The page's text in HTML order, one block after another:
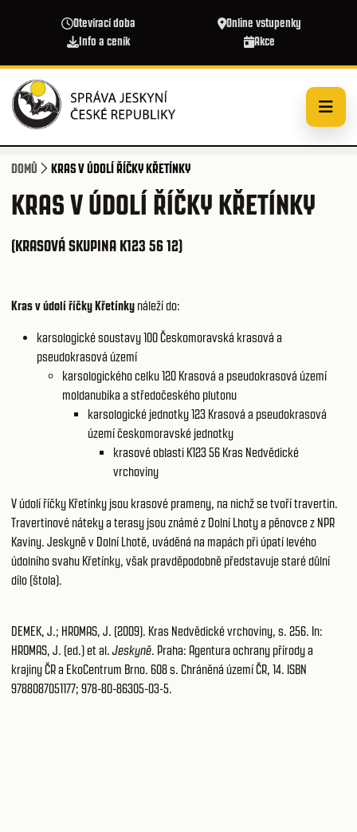
Otevírací doba
Online vstupenky
Info a ceník
Akce
DOMŮ KRAS V ÚDOLÍ ŘÍČKY KŘETÍNKY
KRAS V ÚDOLÍ ŘÍČKY KŘETÍNKY
(KRASOVÁ SKUPINA K123 56 12)
Kras v údolí říčky Křetínky náleží do:
karsologické soustavy 100Českomoravská krasová a
pseudokrasová území
karsologického celku 120 Krasová a pseudokrasová území
moldanubika a středočeského plutonu
karsologické jednotky 123 Krasová a pseudokrasová
území českomoravské jednotky
krasové oblasti K123 56 Kras Nedvědické
vrchoviny
V údolí říčky Křetínky jsou krasové prameny, na nichž se tvoří travertin.
Travertinové náteky a terasy jsou známé z Dolní Lhoty a pěnovce z NPR
Kaviny. Jeskyně v Dolní Lhotě, uváděná na mapách při úpatí levého
údolního svahu Křetínky, však pravděpodobně představuje staré důlní
dílo (štola).
DEMEK, J.; HROMAS, J. (2009). Kras Nedvědické vrchoviny, s. 256. In:
HROMAS, J. (ed.) et al.Jeskyně. Praha: Agentura ochrany přírody a
krajiny ČR a EkoCentrum Brno. 608 s. Chráněná území ČR, 14. ISBN
9788087051177; 978-80-86305-03-5.